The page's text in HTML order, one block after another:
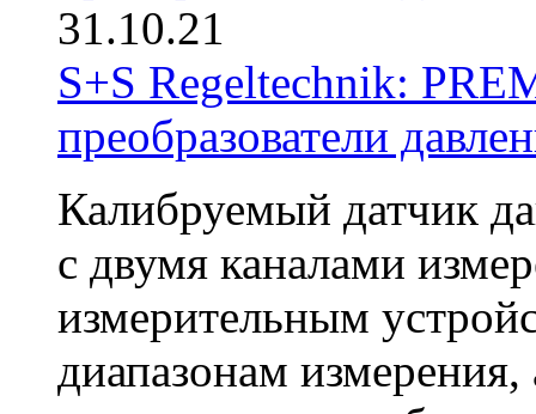
31.10.21
S+S Regeltechnik:
преобразователи
Калибруемый датчик
с двумя каналами
измерительным
диапазонам